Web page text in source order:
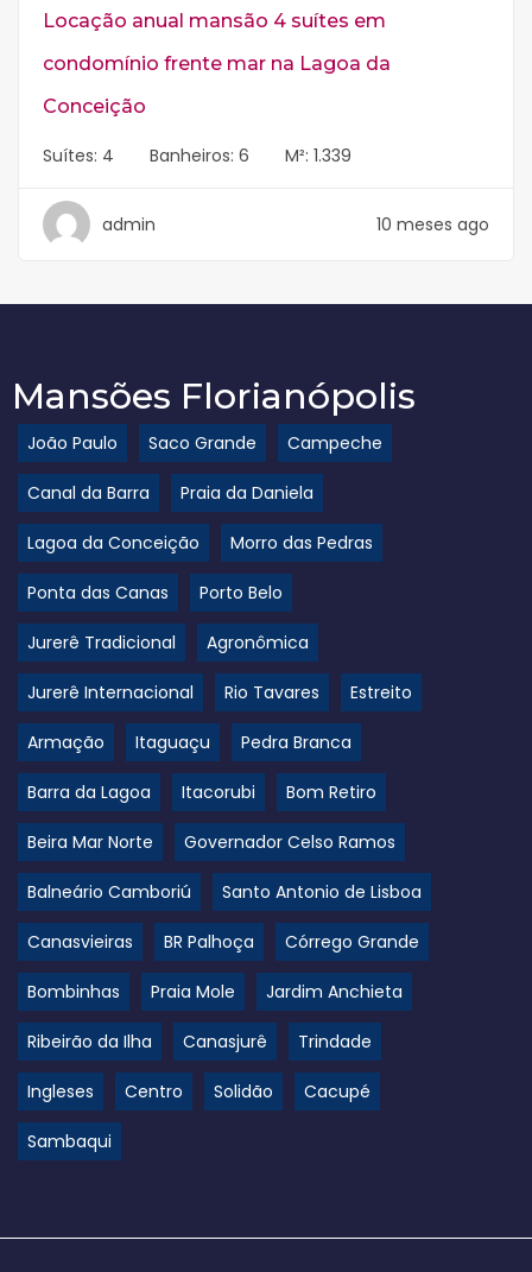
Locação anual mansão 4 suítes em
condomínio frente mar na Lagoa da
Conceição
Suítes: 4 Banheiros: 6 M²: 1.339
admin 10 meses ago
Mansões Florianópolis
João Paulo Saco Grande Campeche
Canal da Barra Praia da Daniela
Lagoa da Conceição Morro das Pedras
Ponta das Canas Porto Belo
Jurerê Tradicional Agronômica
Jurerê Internacional Rio Tavares Estreito
Armação Itaguaçu Pedra Branca
Barra da Lagoa Itacorubi Bom Retiro
Beira Mar Norte Governador Celso Ramos
Balneário Camboriú Santo Antonio de Lisboa
Canasvieiras BR Palhoça Córrego Grande
Bombinhas Praia Mole Jardim Anchieta
Ribeirão da Ilha Canasjurê Trindade
Ingleses Centro Solidão Cacupé
Sambaqui